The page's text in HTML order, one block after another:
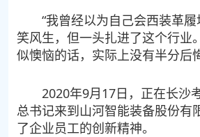
“我曾经以为自己会西装革
笑风生，但一头扎进了这个行业
似懊恼的话，实际上没有半分后
2020年9月17日，正在长沙
总书记来到山河智能装备股份有
了企业员工的创新精神。